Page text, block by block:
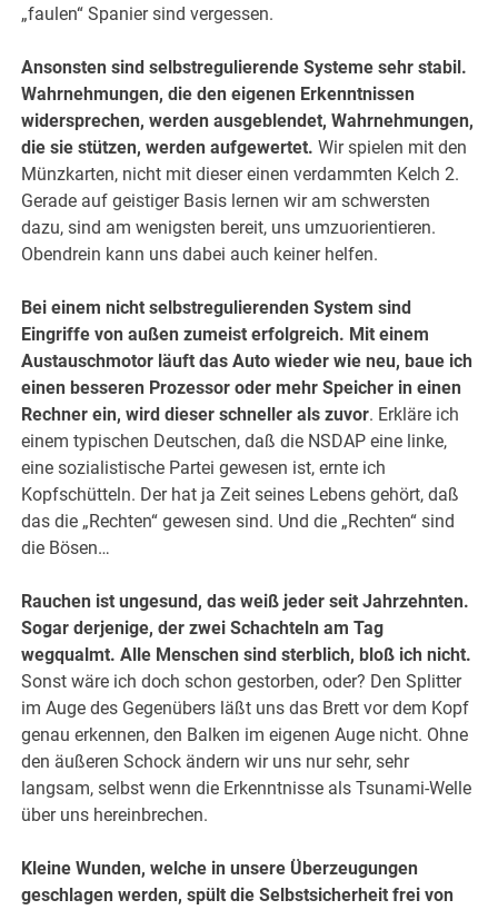
„faulen“ Spanier sind vergessen.
Ansonsten sind selbstregulierende Systeme sehr stabil.
Wahrnehmungen, die den eigenen Erkenntnissen
widersprechen, werden ausgeblendet, Wahrnehmungen,
die sie stützen, werden aufgewertet. Wir spielen mit den
Münzkarten, nicht mit dieser einen verdammten Kelch 2.
Gerade auf geistiger Basis lernen wir am schwersten
dazu, sind am wenigsten bereit, uns umzuorientieren.
Obendrein kann uns dabei auch keiner helfen.
Bei einem nicht selbstregulierenden System sind
Eingriffe von außen zumeist erfolgreich. Mit einem
Austauschmotor läuft das Auto wieder wie neu, baue ich
einen besseren Prozessor oder mehr Speicher in einen
Rechner ein, wird dieser schneller als zuvor. Erkläre ich
einem typischen Deutschen, daß die NSDAP eine linke,
eine sozialistische Partei gewesen ist, ernte ich
Kopfschütteln. Der hat ja Zeit seines Lebens gehört, daß
das die „Rechten“ gewesen sind. Und die „Rechten“ sind
die Bösen…
Rauchen ist ungesund, das weiß jeder seit Jahrzehnten.
Sogar derjenige, der zwei Schachteln am Tag
wegqualmt. Alle Menschen sind sterblich, bloß ich nicht.
Sonst wäre ich doch schon gestorben, oder? Den Splitter
im Auge des Gegenübers läßt uns das Brett vor dem Kopf
genau erkennen, den Balken im eigenen Auge nicht. Ohne
den äußeren Schock ändern wir uns nur sehr, sehr
langsam, selbst wenn die Erkenntnisse als Tsunami-Welle
über uns hereinbrechen.
Kleine Wunden, welche in unsere Überzeugungen
geschlagen werden, spült die Selbstsicherheit frei von